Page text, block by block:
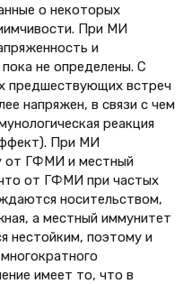
о некоторых
При МИ
и
не определены. С
предшествующих встреч
напряжен, в связи с чем
реакция
При МИ
от ГФМИ и местный
от ГФМИ при частых
носительством,
а местный иммунитет
нестойким, поэтому и
имеет то, что в